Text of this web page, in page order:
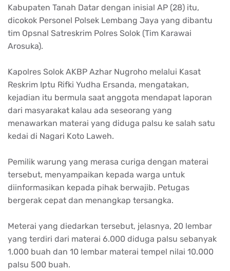
Kabupaten Tanah Datar dengan inisial AP (28) itu,
dicokok Personel Polsek Lembang Jaya yang dibantu
tim Opsnal Satreskrim Polres Solok (Tim Karawai
Arosuka).
Kapolres Solok AKBP Azhar Nugroho melalui Kasat
Reskrim Iptu Rifki Yudha Ersanda, mengatakan,
kejadian itu bermula saat anggota mendapat laporan
dari masyarakat kalau ada seseorang yang
menawarkan materai yang diduga palsu ke salah satu
kedai di Nagari Koto Laweh.
Pemilik warung yang merasa curiga dengan materai
tersebut, menyampaikan kepada warga untuk
diinformasikan kepada pihak berwajib. Petugas
bergerak cepat dan menangkap tersangka.
Meterai yang diedarkan tersebut, jelasnya, 20 lembar
yang terdiri dari materai 6.000 diduga palsu sebanyak
1.000 buah dan 10 lembar materai tempel nilai 10.000
palsu 500 buah.